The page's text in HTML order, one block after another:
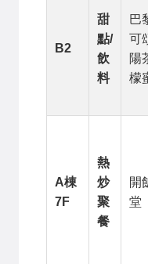
B2
甜
點/
飲
料
巴
可
陽
檬
A棟
7F
熱
炒
聚
餐
開
堂